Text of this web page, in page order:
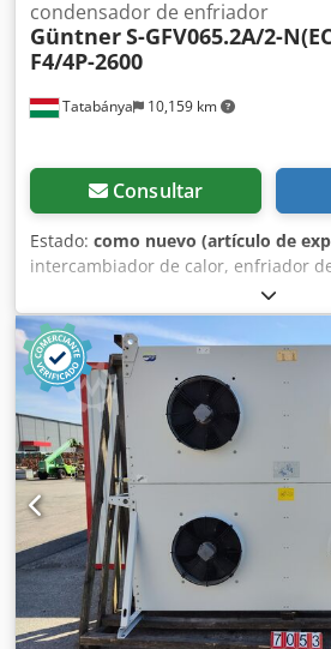
Tatabánya 10,159 km
condensador de enfriador
GüntnerS-GFV065.2A/2-
F4/4P-2600
Consultar
Estado: como nuevo (artículo de
intercambiador de calor, enfriador
condensador, enfriador industrial
S-GFV065.2A/2-N(EC)-F4/4P-2600,
Fabricante: Güntner Modelo: S-
2600 Año de fabricación: 2017
litros Presión máxima de trabajo (PS):
temperatura permitido (TS): -50 °C /
Udakj Ackjk Estado del medio:
(PT): 17,6 bar (probado con aire
totales: Ancho: 3020 mm Fondo: 680